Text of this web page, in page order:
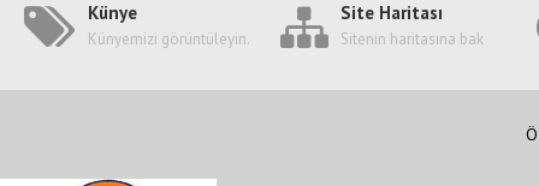
Künye
Künyemizi görüntüleyin.
Site Haritası
Sitenin haritasına bak